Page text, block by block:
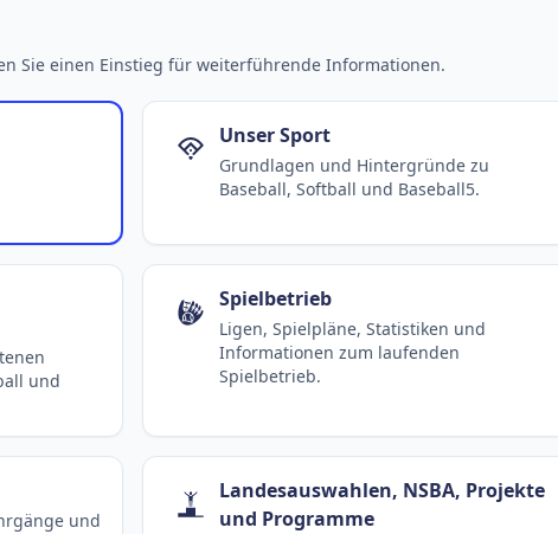
Sie einen Einstieg für weiterführende Informationen.
Unser Sport
Grundlagen und Hintergründe zu
Baseball, Softball und Baseball5.
und
Spielbetrieb
Ligen, Spielpläne, Statistiken und
Informationen zum laufenden
Spielbetrieb.
und
Landesauswahlen, NSBA, Projekte
und Programme